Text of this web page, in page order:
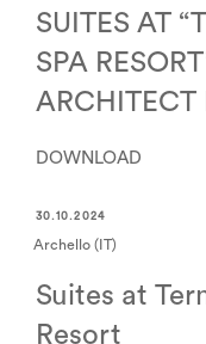
SUITES AT
SPA
ARCHITECT
DOWNLOAD
30.10.2024
Archello (IT)
Suites at
Resort